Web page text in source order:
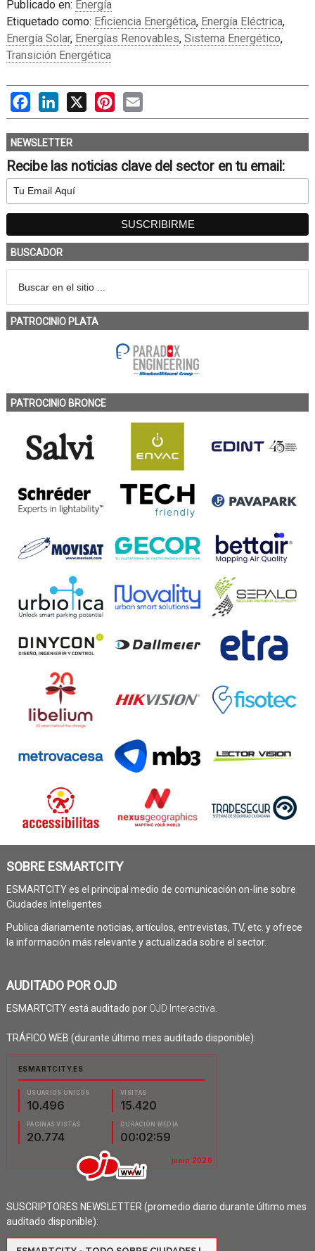
Publicado en: Energía
Etiquetado como: Eficiencia Energética, Energía Eléctrica,
Energía Solar, Energías Renovables, Sistema Energético,
Transición Energética
FacebookLinkedIn
X PinterestEmail
NEWSLETTER
Recibe las noticias clave del sector en tu email:
BUSCADOR
PATROCINIO PLATA
PATROCINIO BRONCE
SOBRE ESMARTCITY
ESMARTCITY es el principal medio de comunicación on-line sobre
Ciudades Inteligentes.
Publica diariamente noticias, artículos, entrevistas, TV, etc. y ofrece
la información más relevante y actualizada sobre el sector.
AUDITADO POR OJD
ESMARTCITY está auditado por OJD Interactiva
TRÁFICO WEB (durante último mes auditado disponible):
SUSCRIPTORES NEWSLETTER (promedio diario durante último mes
auditado disponible):